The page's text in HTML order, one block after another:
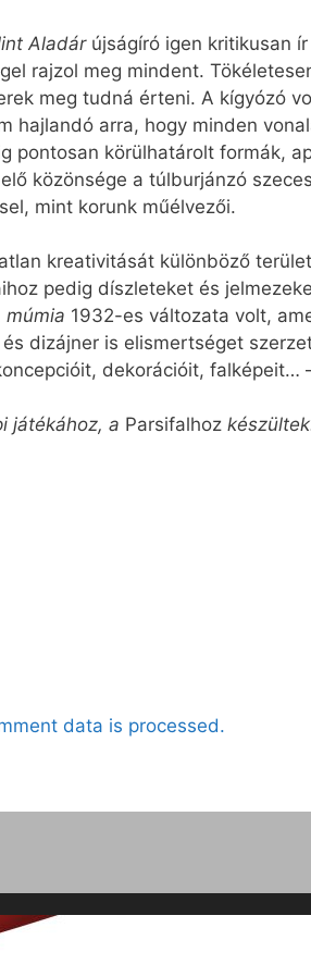
Aladár újságíró igen kritikusan
rajzol meg mindent.
meg tudná érteni. A kígyózó
hajlandó arra, hogy minden
pontosan körülhatárolt formák,
közönsége a túlburjánzó
mint korunk műélvezői.
kreativitását különböző
pedig díszleteket és
múmia 1932-es változata volt,
dizájner is elismertséget
dekorációit, falképeit…
játékához, a Parsifalhoz
data is processed.